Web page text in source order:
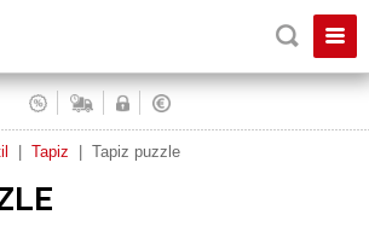
Tapiz Tapiz puzzle